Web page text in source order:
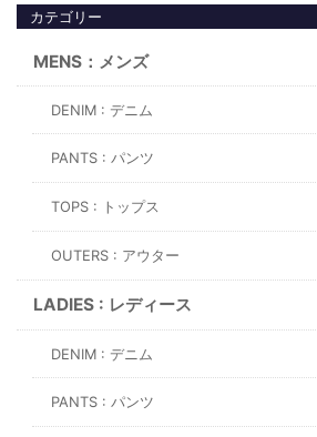
カテゴリー
MENS：メンズ
DENIM : デニム
PANTS : パンツ
TOPS : トップス
OUTERS : アウター
LADIES : レディース
DENIM : デニム
PANTS : パンツ